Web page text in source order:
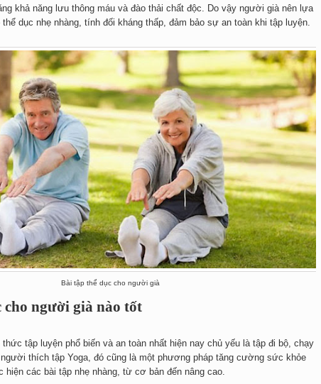
khả năng lưu thông máu và đào thải chất độc. Do vậy người già nên lựa
dục nhẹ nhàng, tính đối kháng thấp, đảm bảo sự an toàn khi tập luyện.
Bài tập thể dục cho người già
cho người già nào tốt
tập luyện phổ biến và an toàn nhất hiện nay chủ yếu là tập đi bộ, chạy
thích tập Yoga, đó cũng là một phương pháp tăng cường sức khỏe
hiện các bài tập nhẹ nhàng, từ cơ bản đến nâng cao.